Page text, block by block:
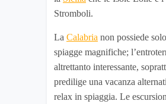
Stromboli.
La Calabria non possiede
spiagge magnifiche;
altrettanto interessante,
predilige una vacanza
relax in spiaggia. Le